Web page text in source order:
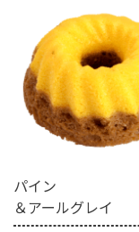
パイン
＆アールグレイ